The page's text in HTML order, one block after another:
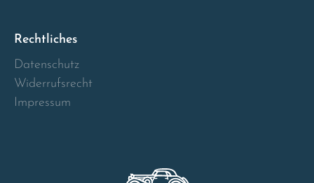
Rechtliches
Datenschutz
Widerrufsrecht
Impressum
Österreich